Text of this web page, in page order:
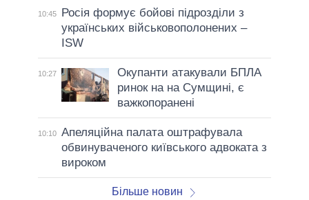
10:45
Росія формує бойові підрозділи з
українських військовополонених –
ISW
10:27
Окупанти атакували БПЛА
ринок на на Сумщині, є
важкопоранені
10:10 Апеляційна палата оштрафувала
обвинуваченого київського адвоката з
вироком
Більше новин